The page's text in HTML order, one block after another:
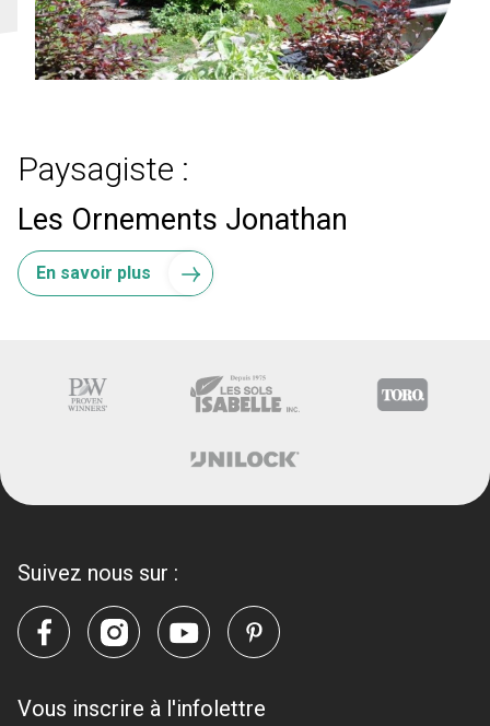
Paysagiste :
Les Ornements Jonathan
En savoir plus
Suivez nous sur :
Vous inscrire à l'infolettre